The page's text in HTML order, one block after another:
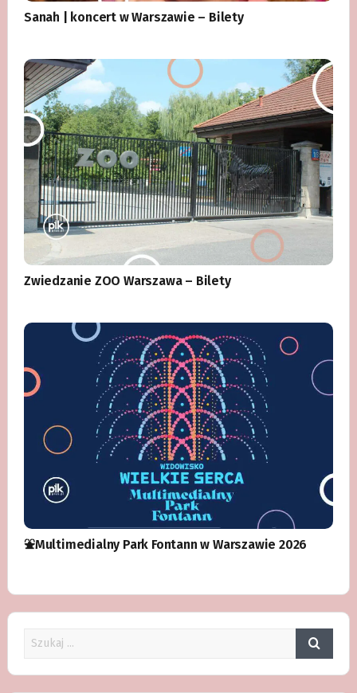
Sanah | koncert w Warszawie – Bilety
Zwiedzanie ZOO Warszawa – Bilety
⛲️Multimedialny Park Fontann w Warszawie 2026